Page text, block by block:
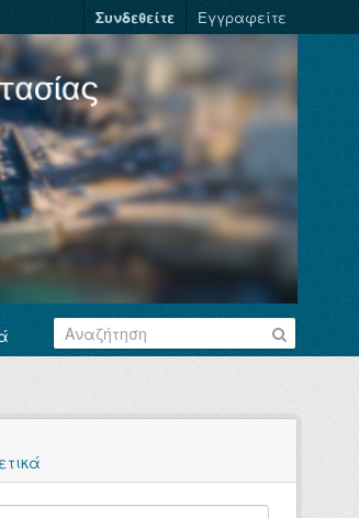
Συνδεθείτε Εγγραφείτε